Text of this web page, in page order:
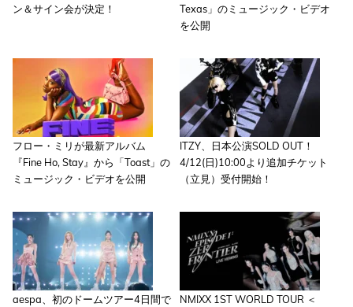
ン＆サイン会が決定！
Texas」のミュージック・ビデオ
を公開
フロー・ミリが最新アルバム
『Fine Ho, Stay』から「Toast」の
ミュージック・ビデオを公開
ITZY、日本公演SOLD OUT！
4/12(日)10:00より追加チケット
（立見）受付開始！
aespa、初のドームツアー4日間で
NMIXX 1ST WORLD TOUR ＜